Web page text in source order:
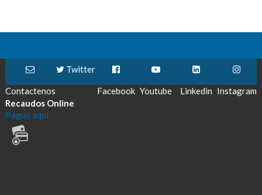
Contactenos
Twitter
Facebook Youtube Linkedin Instagram
Recaudos Online
Pague aquí